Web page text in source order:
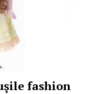
fashion